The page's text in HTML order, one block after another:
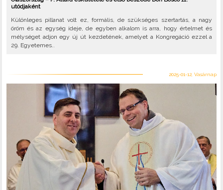
utódjaként
Különleges pillanat volt ez, formális, de szükséges szertartás, a nagy
öröm és az egység ideje, de egyben alkalom is arra, hogy értelmet és
mélységet adjon egy új út kezdetének, amelyet a Kongregáció ezzel a
29. Egyetemes..
2025-01-12, Vasárnap